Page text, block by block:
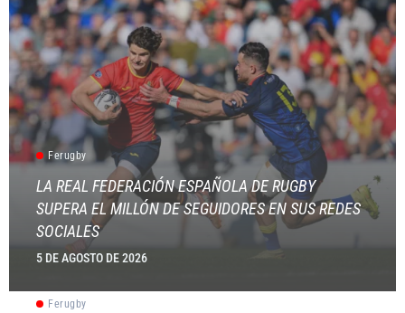
Ferugby
LA REAL FEDERACIÓN ESPAÑOLA DE RUGBY
SUPERA EL MILLÓN DE SEGUIDORES EN SUS REDES
SOCIALES
5 DE AGOSTO DE 2026
Ferugby